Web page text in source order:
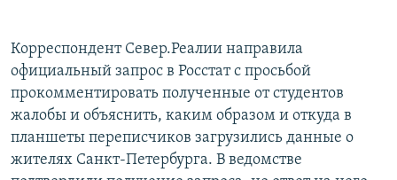
Корреспондент Север.Реалии направила
официальный запрос в Росстат с просьбой
прокомментировать полученные от студентов
жалобы и объяснить, каким образом и откуда в
планшеты переписчиков загрузились данные о
жителях Санкт-Петербурга. В ведомстве